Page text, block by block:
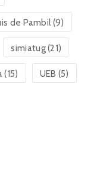
de Pambil(9)
simiatug(21)
(15) UEB (5)